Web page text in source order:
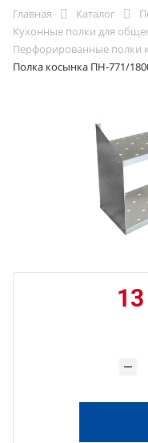
Главная Каталог
Кухонные полки для
Перфорированные полки
Полка косынка ПН-771/